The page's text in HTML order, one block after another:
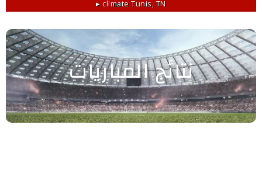
Tunis, TN
climate ▸
نتائج المباريات